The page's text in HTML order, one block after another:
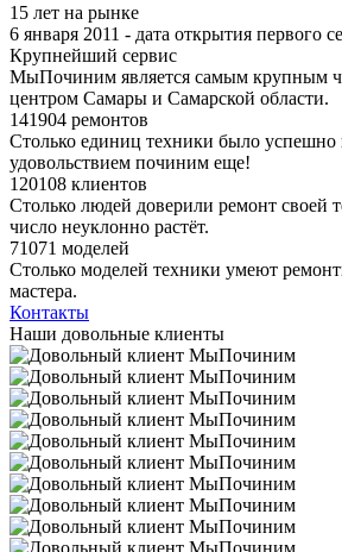
15 лет на рынке
6 января 2011 - дата открытия
Крупнейший сервис
МыПочиним является самым крупным
центром Самары и Самарской области.
141904 ремонтов
Столько единиц техники было
удовольствием починим еще!
120108 клиентов
Столько людей доверили ремонт своей
число неуклонно растёт.
71071 моделей
Столько моделей техники умеют
мастера.
Контакты
Наши довольные клиенты